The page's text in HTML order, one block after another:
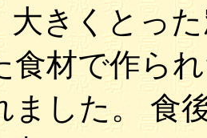
大きくとっ
食材で作ら
ました。 食